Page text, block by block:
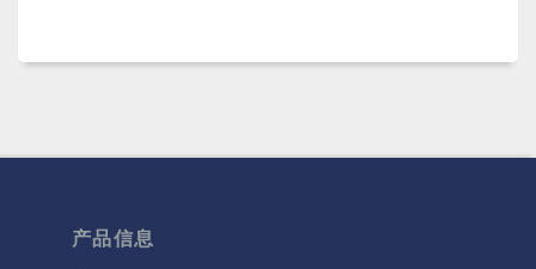
产品信息